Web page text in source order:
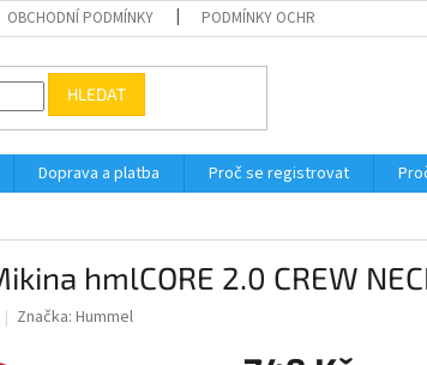
OBCHODNÍ PODMÍNKY PODMÍNKY OCHRANY OSOBNÍCH
HLEDAT
Doprava a platba Proč se registrovat
hmlCORE 2.0 CREW
Značka: Hummel